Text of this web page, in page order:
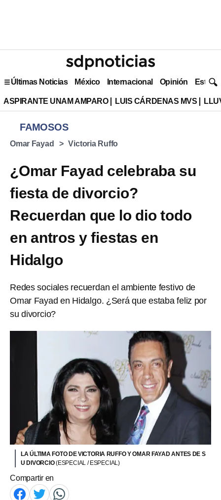
Últimas Noticias México Internacional Opinión Estilo
ASPIRANTE UNAM AMPARO LUIS CÁRDENAS MVS
FAMOSOS
Omar Fayad Victoria Ruffo
¿Omar Fayad celebraba su
fiesta de divorcio?
Recuerdan que lo dio todo
en antros y fiestas en
Hidalgo
Redes sociales recuerdan el ambiente festivo de
Omar Fayad en Hidalgo. ¿Será que estaba feliz por
su divorcio?
LA ÚLTIMA FOTO DE VICTORIA RUFFO Y OMAR FAYAD ANTES DE S
U DIVORCIO(ESPECIAL / ESPECIAL)
Compartir en